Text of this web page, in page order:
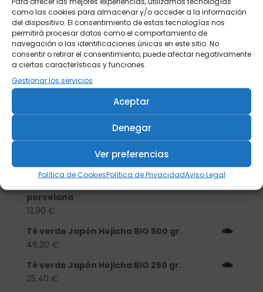
como las cookies para almacenar y/o acceder a la información
del dispositivo. El consentimiento de estas tecnologías nos
permitirá procesar datos como el comportamiento de
navegación o las identificaciones únicas en este sitio. No
consentir o retirar el consentimiento, puede afectar negativamente
a ciertas características y funciones.
Gestionar los servicios
Aceptar
Denegar
Ver preferencias
Política de CookiesPolítica de PrivacidadAviso Legal
porcelana
13,90 €
Té verde Japón Hojicha BIO 500 gr.
46,20 €
Té verde Japón Hojicha BIO 250 gr.
25,40 €